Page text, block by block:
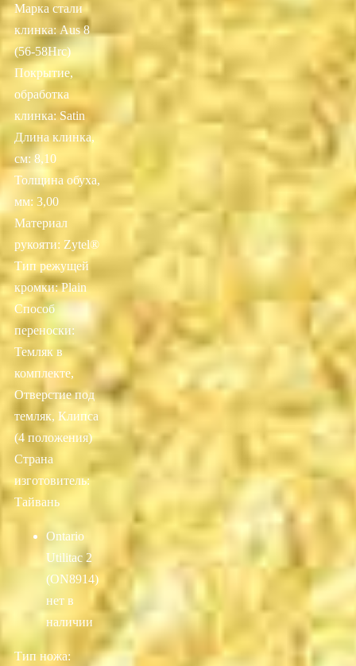
Марка стали
клинка: Aus 8
(56-58Hrc)
Покрытие,
обработка
клинка: Satin
Длина клинка,
см: 8,10
Толщина обуха,
мм: 3,00
Материал
рукояти: Zytel®
Тип режущей
кромки: Plain
Способ
переноски:
Темляк в
комплекте,
Отверстие под
темляк, Клипса
(4 положения)
Страна
изготовитель:
Тайвань
Ontario
Utilitac 2
(ON8914)
нет в
наличии
Тип ножа: